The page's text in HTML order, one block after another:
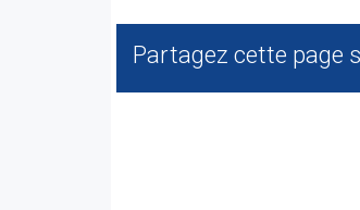
Partagez cette page